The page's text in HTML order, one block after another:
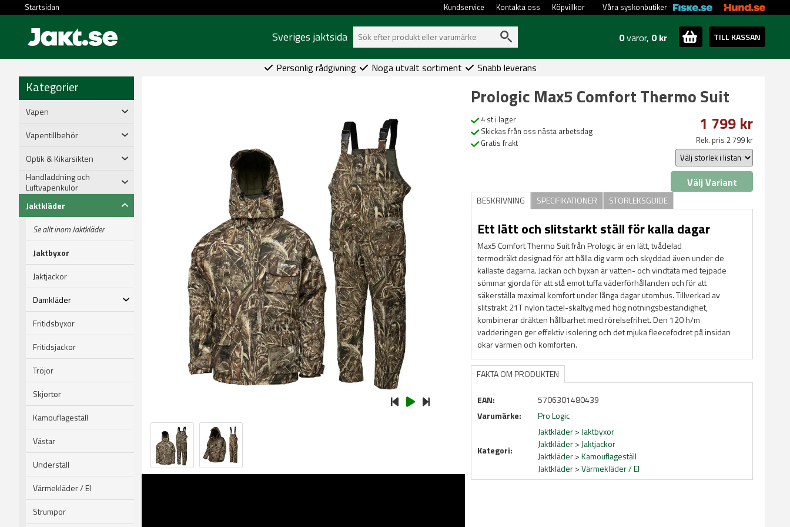
Startsidan Våra syskonbutiker
Köpvillkor
Kontakta oss
Kundservice
Sveriges jaktsida 0varor, 0 kr TILL KASSAN
Personlig rådgivning Noga utvalt sortiment Snabb leverans
Kategorier
Vapen
Vapentillbehör
Optik & Kikarsikten
Handladdning och
Luftvapenkulor
Jaktkläder
Se allt inom Jaktkläder
Jaktbyxor
Jaktjackor
Damkläder
Fritidsbyxor
Fritidsjackor
Tröjor
Skjortor
Kamouflageställ
Västar
Underställ
Värmekläder / El
Strumpor
Prologic Max5 Comfort Thermo Suit
4 st i lager
Skickas från oss nästa arbetsdag
Gratis frakt
1 799 kr
Rek. pris 2 799 kr
Välj Variant
BESKRIVNING SPECIFIKATIONER STORLEKSGUIDE
Ett lätt och slitstarkt ställ för kalla dagar
Max5 Comfort Thermo Suit från Prologic är en lätt, tvådelad
termodräkt designad för att hålla dig varm och skyddad även under de
kallaste dagarna. Jackan och byxan är vatten- och vindtäta med tejpade
sömmar gjorda för att stå emot tuffa väderförhållanden och för att
säkerställa maximal komfort under långa dagar utomhus. Tillverkad av
slitstrakt 21T nylon tactel-skaltygmed hög nötningsbeständighet,
kombinerar dräkten hållbarhet med rörelsefrihet. Den 120 h/m
vadderingen ger effektiv isolering och det mjuka fleecefodret på insidan
ökar värmen och komforten.
FAKTA OM PRODUKTEN
EAN:
5706301480439
Varumärke:
Pro Logic
Kategori:
Jaktkläder> Jaktbyxor
Jaktkläder> Jaktjackor
Jaktkläder>Kamouflageställ
Jaktkläder>Värmekläder / El